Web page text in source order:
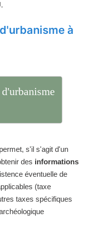
à
permet, s'il s'agit d'un
des informations
éventuelle de
(taxe
taxes spécifiques